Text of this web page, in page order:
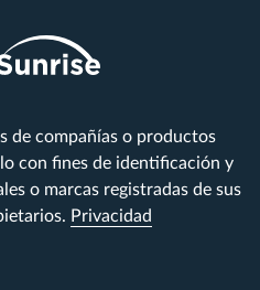
de compañías o productos
con fines de identificación y
o marcas registradas de sus
Privacidad